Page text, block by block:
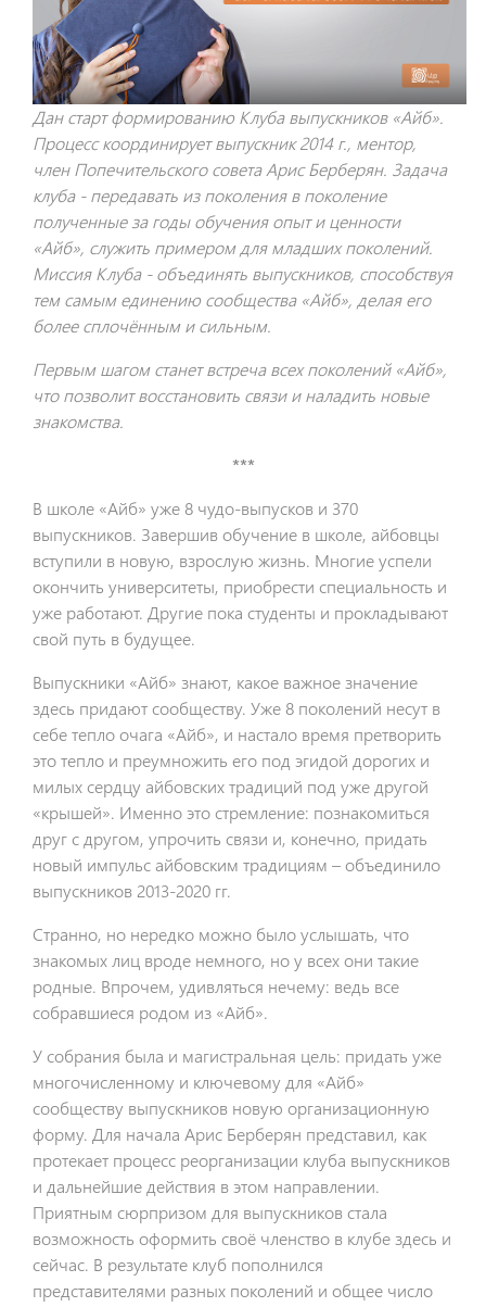
Дан старт формированию Клуба выпускников «Айб».
Процесс координирует выпускник 2014 г., ментор,
член Попечительского совета Арис Берберян. Задача
клуба - передавать из поколения в поколение
полученные за годы обучения опыт и ценности
«Айб», служить примером для младших поколений.
Миссия Клуба - объединять выпускников, способствуя
тем самым единению сообщества «Айб», делая его
более сплочённым и сильным.
Первым шагом станет встреча всех поколений «Айб»,
что позволит восстановить связи и наладить новые
знакомства.
***
В школе «Айб» уже 8 чудо-выпусков и 370
выпускников. Завершив обучение в школе, айбовцы
вступили в новую, взрослую жизнь. Многие успели
окончить университеты, приобрести специальность и
уже работают. Другие пока студенты и прокладывают
свой путь в будущее.
Выпускники «Айб» знают, какое важное значение
здесь придают сообществу. Уже 8 поколений несут в
себе тепло очага «Айб», и настало время претворить
это тепло и преумножить его под эгидой дорогих и
милых сердцу айбовских традиций под уже другой
«крышей». Именно это стремление: познакомиться
друг с другом, упрочить связи и, конечно, придать
новый импульс айбовским традициям – объединило
выпускников 2013-2020 гг.
Странно, но нередко можно было услышать, что
знакомых лиц вроде немного, но у всех они такие
родные. Впрочем, удивляться нечему: ведь все
собравшиеся родом из «Айб».
У собрания была и магистральная цель: придать уже
многочисленному и ключевому для «Айб»
сообществу выпускников новую организационную
форму. Для начала Арис Берберян представил, как
протекает процесс реорганизации клуба выпускников
и дальнейшие действия в этом направлении.
Приятным сюрпризом для выпускников стала
возможность оформить своё членство в клубе здесь и
сейчас. В результате клуб пополнился
представителями разных поколений и общее число